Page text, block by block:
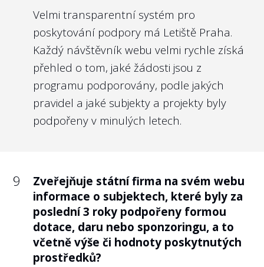
máme za to, že obdobně transparentní co
do odměňování svých nejvyšších orgánů by
měly být i státní firmy.
Nejlépe to dělají v/ve:
Povodí Vltavy, s.p.
odměnách jednotlivých členů jejího
kontrolního orgánu (např. členů dozorčí
rady, správní rady)?
Doporučení:
Kontrolní orgán je prodlouženou rukou
Velmi transparentní systém pro
poskytování podpory má Letiště Praha.
Každý návštěvník webu velmi rychle získá
přehled o tom, jaké žádosti jsou z
programu podporovány, podle jakých
pravidel a jaké subjekty a projekty byly
podpořeny v minulých letech.
9
Zveřejňuje státní firma na svém webu
informace o subjektech, které byly za
poslední 3 roky podpořeny formou
dotace, daru nebo sponzoringu, a to
včetně výše či hodnoty poskytnutých
prostředků?